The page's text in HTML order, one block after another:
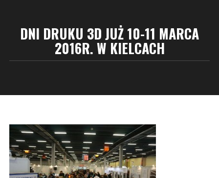
DNI DRUKU 3D JUŻ 10-11 MARCA
2016R. W KIELCACH